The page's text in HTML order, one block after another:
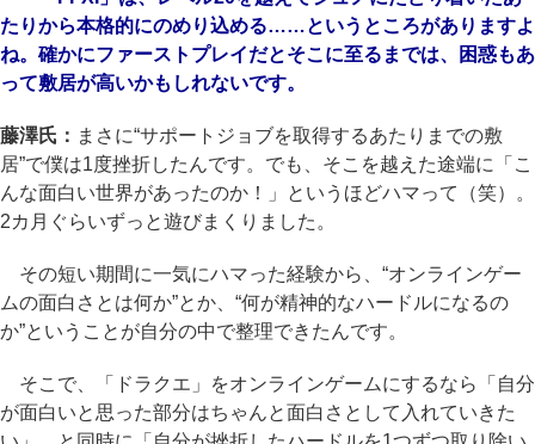
たりから本格的にのめり込める……というところがありますよ
ね。確かにファーストプレイだとそこに至るまでは、困惑もあ
って敷居が高いかもしれないです。
藤澤氏： まさに“サポートジョブを取得するあたりまでの敷
居”で僕は1度挫折したんです。でも、そこを越えた途端に「こ
んな面白い世界があったのか！」というほどハマって（笑）。
2カ月ぐらいずっと遊びまくりました。
その短い期間に一気にハマった経験から、“オンラインゲー
ムの面白さとは何か”とか、“何が精神的なハードルになるの
か”ということが自分の中で整理できたんです。
そこで、「ドラクエ」をオンラインゲームにするなら「自分
が面白いと思った部分はちゃんと面白さとして入れていきた